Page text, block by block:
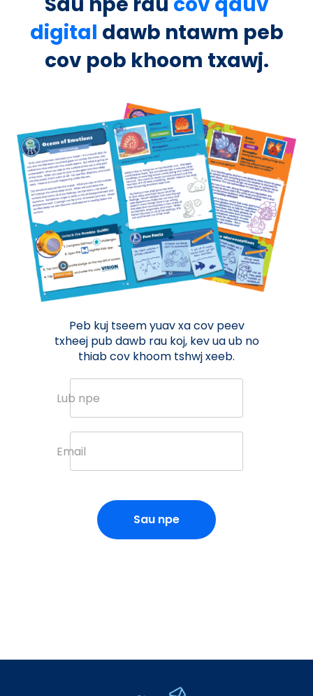
digital dawb ntawm peb
cov pob khoom txawj.
Peb kuj tseem yuav xa cov peev
txheej pub dawb rau koj, kev ua ub no
thiab cov khoom tshwj xeeb.
Lub npe
Email
Sau npe